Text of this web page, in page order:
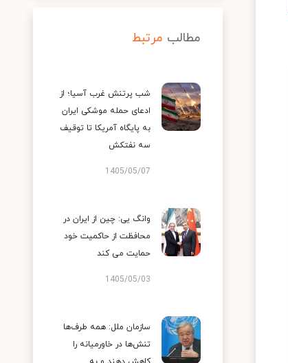
مطالب مرتبط
شب پرتنش غرب آسیا؛ از
ادعای حمله موشکی ایران
به پایگاه آمریکا تا توقیف
سه نفتکش
1405/05/07
وانگ یی: چین از ایران در
محافظت از حاکمیت خود
حمایت می کند
1405/05/03
سازمان ملل: همه طرف‌ها
تنش‌ها در خاورمیانه را